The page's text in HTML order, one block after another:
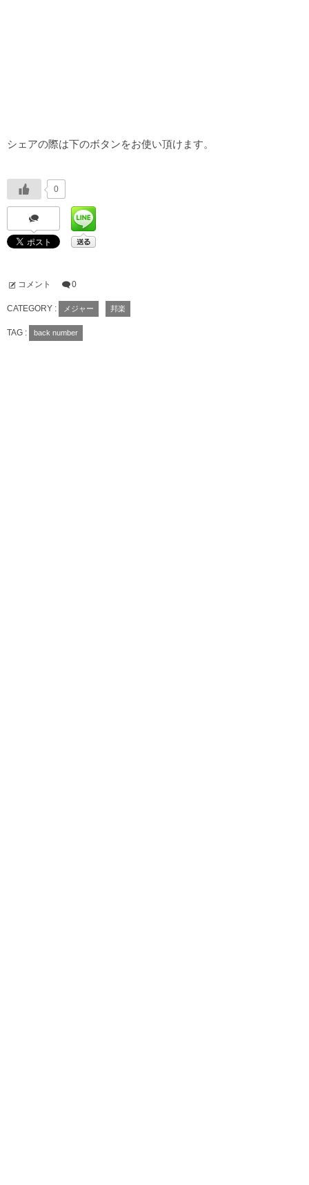
シェアの際は下のボタンをお使い頂けます。
0
コメント 0
CATEGORY : メジャー 邦楽
TAG : back number